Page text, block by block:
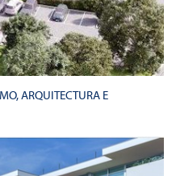
ARQUITECTURA E